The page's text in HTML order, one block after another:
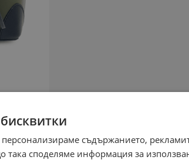
съдържанието,
споделяме информация за